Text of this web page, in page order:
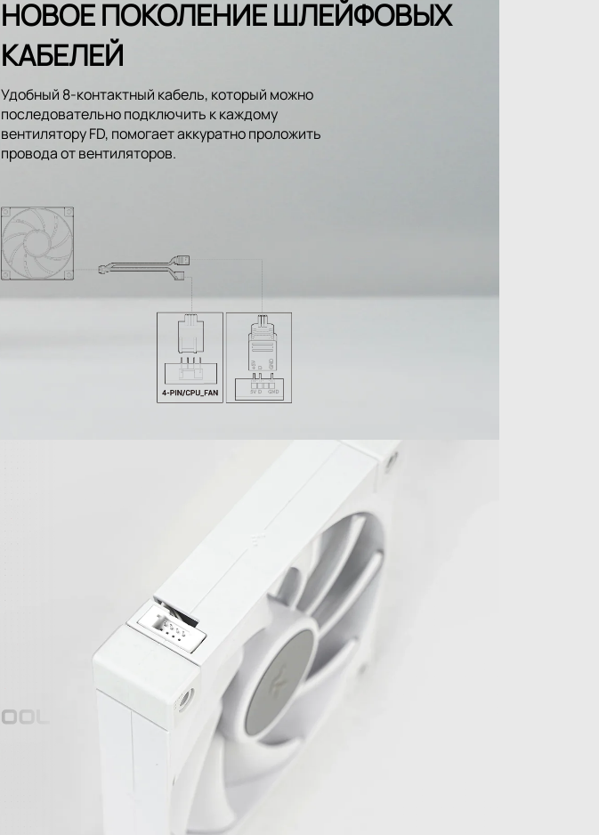
НОВОЕ ПОКОЛЕНИЕ ШЛЕЙФОВЫХ
КАБЕЛЕЙ
Удобный 8-контактный кабель, который можно
последовательно подключить к каждому
вентилятору FD, помогает аккуратно проложить
провода от вентиляторов.